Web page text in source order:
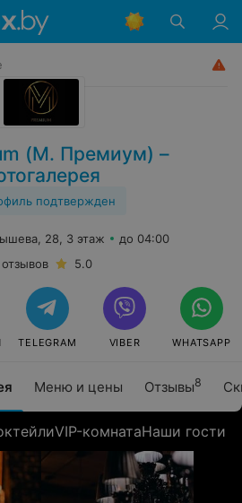
(М. Премиум) –
подтвержден
Меню и цены Отзывы8
28, 3 этаж
до 04:00
5.0
TELEGRAM VIBER WHATSAPP
VIP-комнатаНаши гости